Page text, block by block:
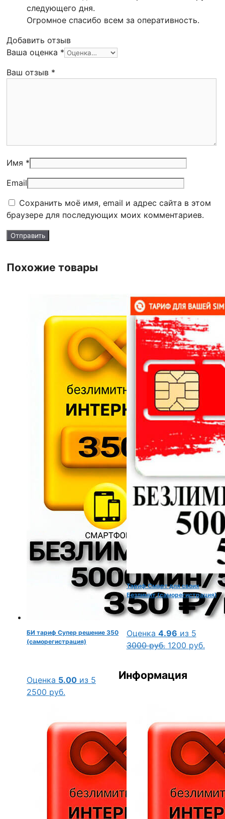
следующего дня.
Огромное спасибо всем за оперативность.
Добавить отзыв
Ваша оценка *
Ваш отзыв *
Имя *
Email
Сохранить моё имя, email и адрес сайта в этом
браузере для последующих моих комментариев.
Похожие товары
БИ тариф Супер решение 350
(саморегистрация)
Оценка 5.00 из 5
2500 руб.
Тариф Смарт для своих
Безлимит (саморегистрация)
Оценка 4.96 из 5
3000руб.
3000 руб..
1200 руб.
Информация